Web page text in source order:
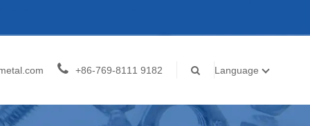
+86-769-8111 9182 Language